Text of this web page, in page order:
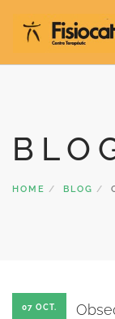
NOSALTRES
BLOC
HOME BLOG
07 OCT.